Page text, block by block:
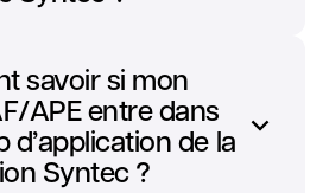
savoir si mon
APE entre dans
d’application de la
Syntec ?